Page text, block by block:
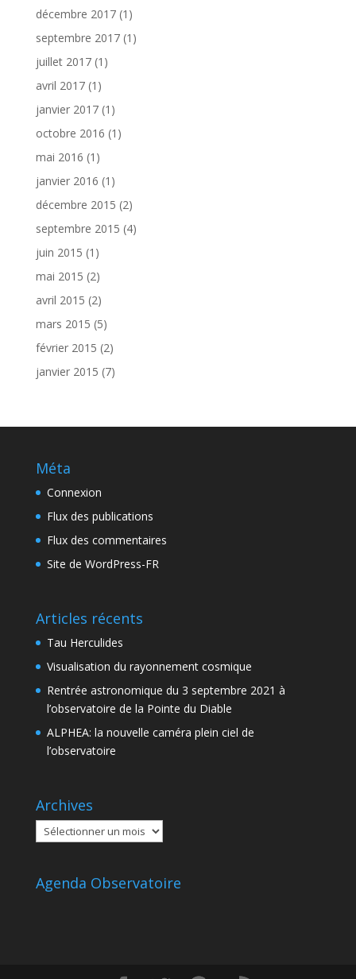
décembre 2017(1)
septembre 2017(1)
juillet 2017(1)
avril 2017(1)
janvier 2017(1)
octobre 2016 (1)
mai 2016 (1)
janvier 2016 (1)
décembre 2015 (2)
septembre 2015 (4)
juin 2015 (1)
mai 2015 (2)
avril 2015 (2)
mars 2015 (5)
février 2015 (2)
janvier 2015 (7)
Méta
Connexion
Flux des publications
Flux des commentaires
Site de WordPress-FR
Articles récents
Tau Herculides
Visualisation du rayonnement cosmique
Rentrée astronomique du 3 septembre 2021 à
l’observatoire de la Pointe du Diable
ALPHEA: la nouvelle caméra plein ciel de
l’observatoire
Archives
Archives
Agenda Observatoire